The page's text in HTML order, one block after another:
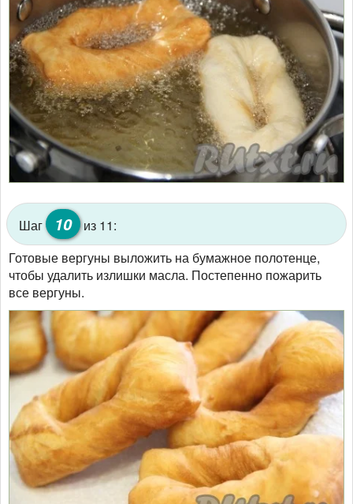
Шаг 10 из 11:
Готовые вергуны выложить на бумажное полотенце,
чтобы удалить излишки масла. Постепенно пожарить
все вергуны.